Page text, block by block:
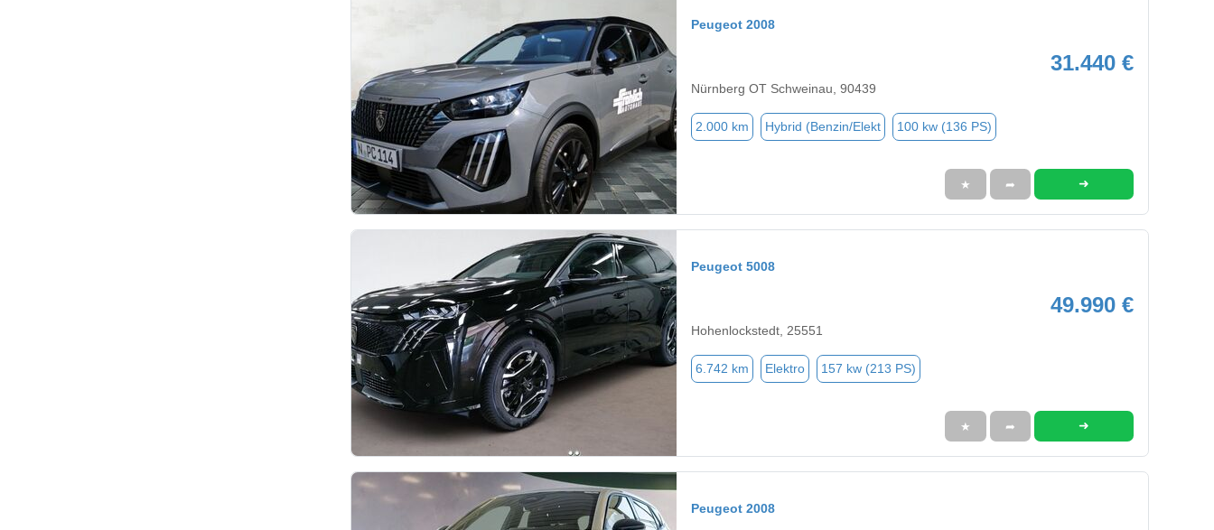
Peugeot 2008
31.440 €
Nürnberg OT Schweinau, 90439
2.000 km Hybrid (Benzin/Elekt 100 kw (136 PS)
★ ➦ ➜
Peugeot 5008
49.990 €
Hohenlockstedt, 25551
6.742 km Elektro 157 kw (213 PS)
★ ➦ ➜
Peugeot 2008